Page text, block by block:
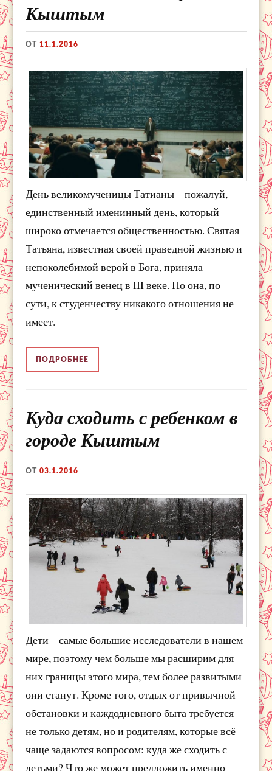
Кыштым
ОТ11.1.2016
День великомученицы Татианы – пожалуй,
единственный именинный день, который
широко отмечается общественностью. Святая
Татьяна, известная своей праведной жизнью и
непоколебимой верой в Бога, приняла
мученический венец в III веке. Но она, по
сути, к студенчеству никакого отношения не
имеет.
ПОДРОБНЕЕ
Куда сходить с ребенком в
городе Кыштым
ОТ03.1.2016
Дети – самые большие исследователи в нашем
мире, поэтому чем больше мы расширим для
них границы этого мира, тем более развитыми
они станут. Кроме того, отдых от привычной
обстановки и каждодневного быта требуется
не только детям, но и родителям, которые всё
чаще задаются вопросом: куда же сходить с
детьми? Что же может предложить именно